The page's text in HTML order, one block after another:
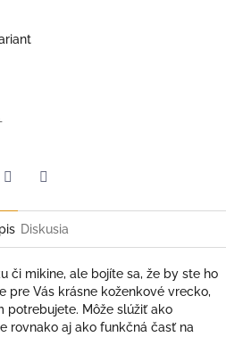
Diskusia
či mikine, ale bojíte sa, že by ste ho
pre Vás krásne koženkové vrecko,
potrebujete. Môže slúžiť ako
rovnako aj ako funkčná časť na